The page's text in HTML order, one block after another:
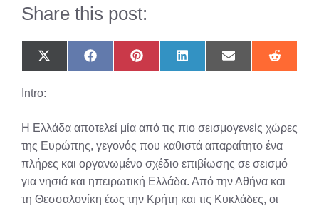
Share this post:
Share
on
(Twitter)
Share
on
Share
on
Share
on
Share
on
Share
on
Intro:
Η Ελλάδα αποτελεί μία από τις πιο σεισμογενείς χώρες
της Ευρώπης, γεγονός που καθιστά απαραίτητο ένα
πλήρες και οργανωμένο σχέδιο επιβίωσης σε σεισμό
για νησιά και ηπειρωτική Ελλάδα. Από την Αθήνα και
τη Θεσσαλονίκη έως την Κρήτη και τις Κυκλάδες, οι